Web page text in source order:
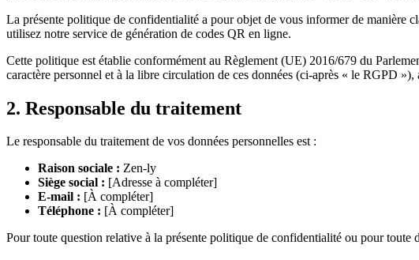
La présente politique de confidentialité a pour objet de vous informer de manière
utilisez notre service de génération de codes QR en ligne.
Cette politique est établie conformément au Règlement (UE) 2016/679 du
caractère personnel et à la libre circulation de ces données (ci-après « le RGPD
2. Responsable du traitement
Le responsable du traitement de vos données personnelles est :
Raison sociale : Zen-ly
Siège social : [Adresse à compléter]
E-mail : [À compléter]
Téléphone : [À compléter]
Pour toute question relative à la présente politique de confidentialité ou pour toute